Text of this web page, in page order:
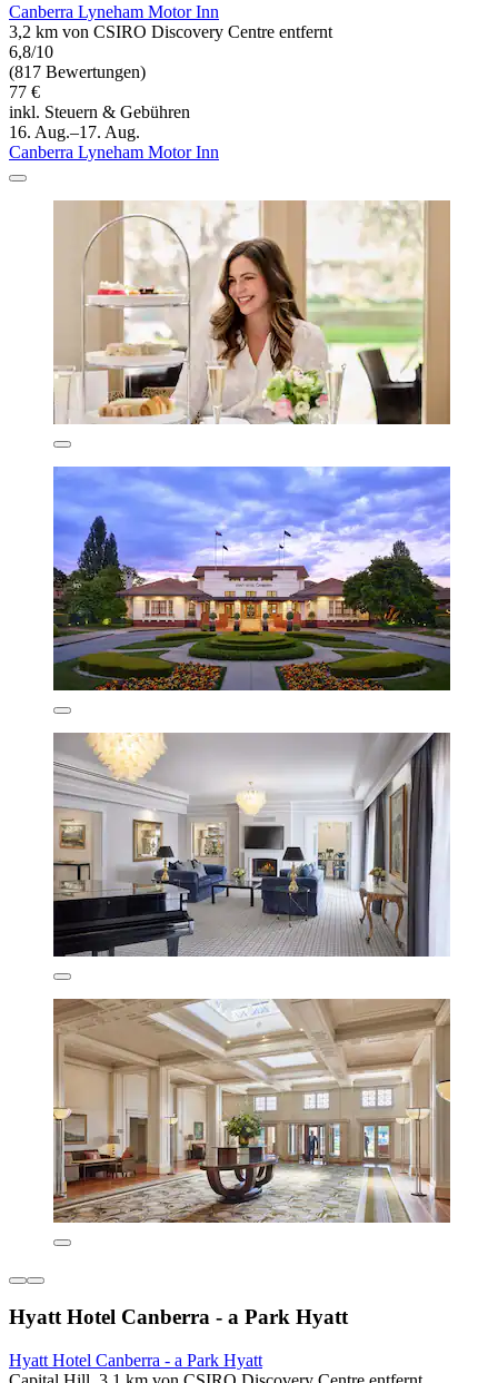
Canberra Lyneham Motor Inn
3,2 km von CSIRO Discovery Centre entfernt
6,8/10
(817 Bewertungen)
77 €
inkl. Steuern & Gebühren
16. Aug.–17. Aug.
Canberra Lyneham Motor Inn
Hyatt Hotel Canberra - a Park Hyatt
Hyatt Hotel Canberra - a Park Hyatt